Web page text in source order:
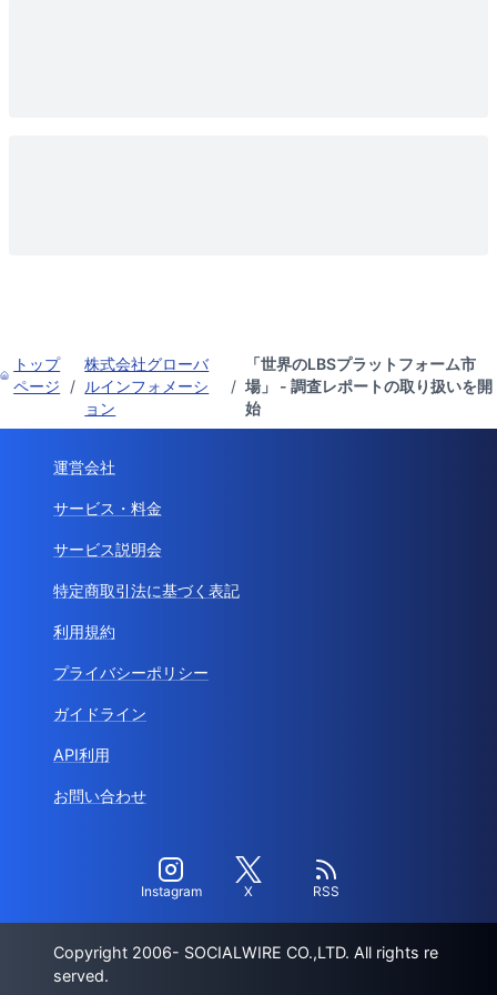
トップ
ページ
/
株式会社グローバ
ルインフォメーシ
ョン
/
「世界のLBSプラットフォーム市
場」 - 調査レポートの取り扱いを開
始
運営会社
サービス・料金
サービス説明会
特定商取引法に基づく表記
利用規約
プライバシーポリシー
ガイドライン
API利用
お問い合わせ
Instagram X RSS
Copyright 2006- SOCIALWIRE CO.,LTD. All rights re
served.